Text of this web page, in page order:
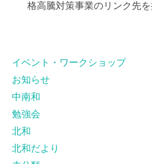
格高騰対策事業のリンク先を
イベント・ワークショップ
お知らせ
中南和
勉強会
北和
北和だより